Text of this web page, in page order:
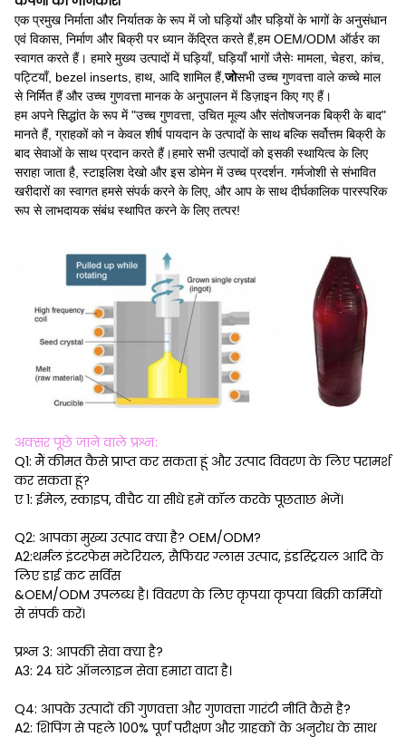
एक प्रमुख निर्माता और निर्यातक के रूप में जो घड़ियों और घड़ियों के भागों के अनुसंधान
एवं विकास, निर्माण और बिक्री पर ध्यान केंद्रित करते हैं,हम OEM/ODM ऑर्डर का
स्वागत करते हैं। हमारे मुख्य उत्पादों में घड़ियाँ, घड़ियाँ भागों जैसेः मामला, चेहरा, कांच,
पट्टियाँ, bezel inserts, हाथ, आदि शामिल हैं,जोसभी उच्च गुणवत्ता वाले कच्चे माल
से निर्मित हैं और उच्च गुणवत्ता मानक के अनुपालन में डिज़ाइन किए गए हैं।
हम अपने सिद्धांत के रूप में "उच्च गुणवत्ता, उचित मूल्य और संतोषजनक बिक्री के बाद"
मानते हैं, ग्राहकों को न केवल शीर्ष पायदान के उत्पादों के साथ बल्कि सर्वोत्तम बिक्री के
बाद सेवाओं के साथ प्रदान करते हैं।हमारे सभी उत्पादों को इसकी स्थायित्व के लिए
सराहा जाता है, स्टाइलिश देखो और इस डोमेन में उच्च प्रदर्शन. गर्मजोशी से संभावित
खरीदारों का स्वागत हमसे संपर्क करने के लिए, और आप के साथ दीर्घकालिक पारस्परिक
रूप से लाभदायक संबंध स्थापित करने के लिए तत्पर!
अक्सर पूछे जाने वाले प्रश्न:
Q1: मैं कीमत कैसे प्राप्त कर सकता हूं और उत्पाद विवरण के लिए परामर्श
कर सकता हूं?
ए 1: ईमेल, स्काइप, वीचैट या सीधे हमें कॉल करके पूछताछ भेजें।
Q2: आपका मुख्य उत्पाद क्या है? OEM/ODM?
A2:थर्मल इंटरफेस मटेरियल, सैफियर ग्लास उत्पाद, इंडस्ट्रियल आदि के
लिए डाई कट सर्विस
&OEM/ODM उपलब्ध है। विवरण के लिए कृपया कृपया बिक्री कर्मियों
से संपर्क करें।
प्रश्न 3: आपकी सेवा क्या है?
A3: 24 घंटे ऑनलाइन सेवा हमारा वादा है।
Q4: आपके उत्पादों की गुणवत्ता और गुणवत्ता गारंटी नीति कैसे है?
A2: शिपिंग से पहले 100% पूर्ण परीक्षण और ग्राहकों के अनुरोध के साथ